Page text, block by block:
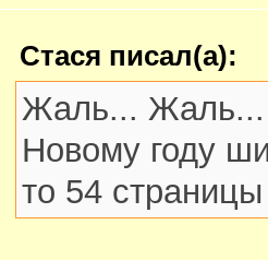
Стася писал(а):
Жаль... Жаль...
Новому году
то 54